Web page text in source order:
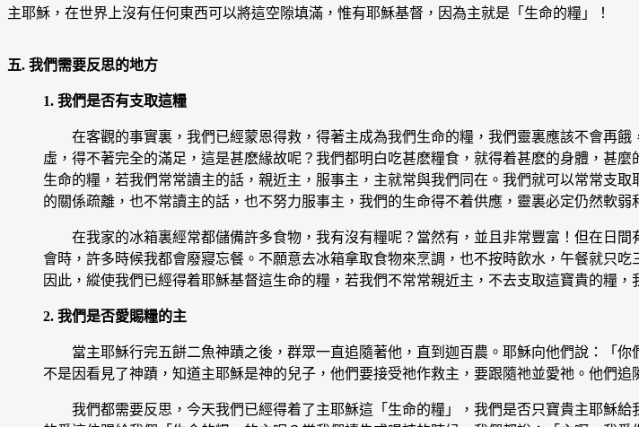
主耶穌，在世界上沒有任何東西可以將這空隙填滿，惟有耶穌基督，因為主就是「生命的糧」！
五. 我們需要反思的地方
1. 我們是否有支取這糧
在客觀的事實裏，我們已經蒙恩得救，得著主成為我們生命的糧，我們靈裏應該不會再餓
虛，得不著完全的滿足，這是甚麽緣故呢？我們都明白吃甚麽糧食，就得着甚麽的身體，甚
生命的糧，若我們常常讀主的話，親近主，服事主，主就常與我們同在。我們就可以常常支
的關係疏離，也不常讀主的話，也不努力服事主，我們的生命得不着供應，靈裏必定仍然軟弱
在我家的冰箱裏經常都儲備許多食物，我有沒有糧呢？當然有，並且非常豐富！但在日間
會時，許多時候我都會廢寢忘餐。不願意去冰箱拿取食物來烹調，也不按時飲水，午餐就只
因此，縱使我們已經得着耶穌基督這生命的糧，若我們不常常親近主，不去支取這寶貴的糧
2. 我們是否愛賜糧的主
當主耶穌行完五餅二魚神蹟之後，群眾一直追隨著他，直到迦百農。耶穌向他們說：「你
不是因看見了神蹟，知道主耶穌是神的兒子，他們要接受祂作救主，要跟隨祂並愛祂。他們追
我們都需要反思，今天我們已經得着了主耶穌這「生命的糧」，我們是否只寶貴主耶穌給